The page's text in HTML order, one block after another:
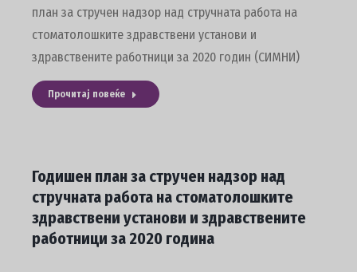
план за стручен надзор над стручната работа на
стоматолошките здравствени установи и
здравствените работници за 2020 годин (СИМНИ)
Прочитај повеќе
Годишен план за стручен надзор над
стручната работа на стоматолошките
здравствени установи и здравствените
работници за 2020 година